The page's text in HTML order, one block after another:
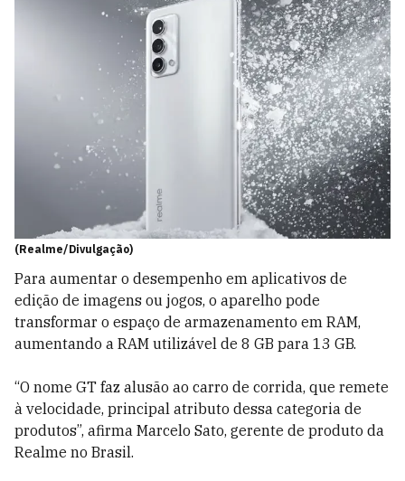
(Realme/Divulgação)
Para aumentar o desempenho em aplicativos de
edição de imagens ou jogos, o aparelho pode
transformar o espaço de armazenamento em RAM,
aumentando a RAM utilizável de 8 GB para 13 GB.
“O nome GT faz alusão ao carro de corrida, que remete
à velocidade, principal atributo dessa categoria de
produtos”, afirma Marcelo Sato, gerente de produto da
Realme no Brasil.